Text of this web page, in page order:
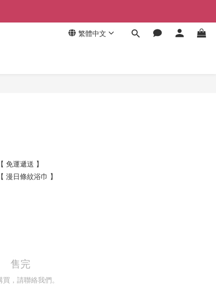
繁體中文
免運遞送 】
漫日條紋浴巾 】
售完
，請聯絡我們。